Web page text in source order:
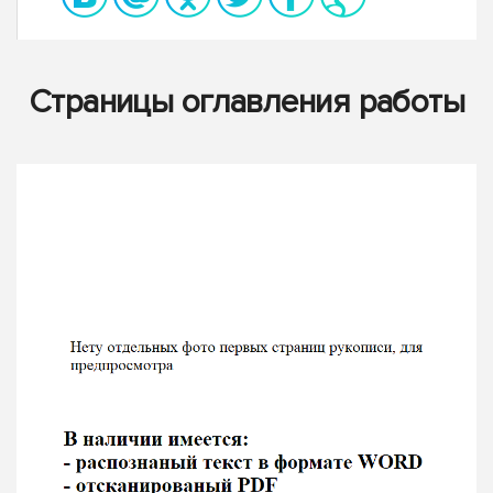
Страницы оглавления работы